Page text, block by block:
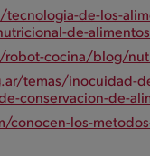
de-los-
de-
cocina/blog/
temas/inocuidad-
conservacion-de-
conocen-los-